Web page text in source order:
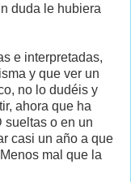
duda le hubiera
e interpretadas,
y que ver un
no lo dudéis y
ahora que ha
sueltas o en un
casi un año a que
mal que la